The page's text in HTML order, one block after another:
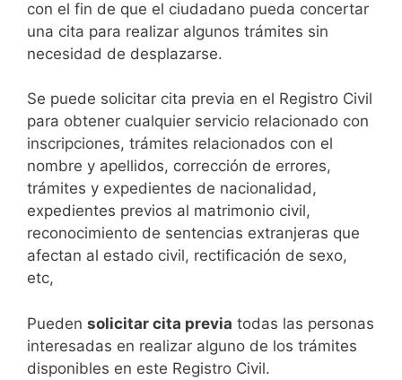
con el fin de que el ciudadano pueda concertar
una cita para realizar algunos trámites sin
necesidad de desplazarse.​
Se puede solicitar cita previa en el Registro Civil
para obtener cualquier servicio relacionado con
inscripciones, trámites relacionados con el
nombre y apellidos, corrección de errores,
trámites y expedientes de nacionalidad,
expedientes previos al matrimonio civil,
reconocimiento de sentencias extranjeras que
afectan al estado civil, rectificación de sexo,
etc,
​Pueden solicitar cita previa todas las personas
interesadas en realizar alguno de los trámites
disponibles en este Registro Civil.​